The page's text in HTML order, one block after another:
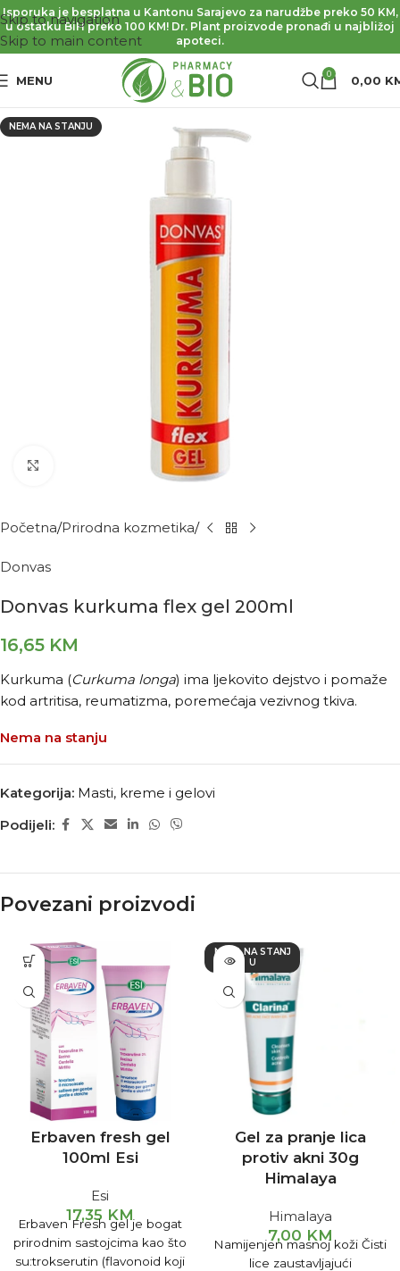
Skip to navigation
Skip to main content
Isporuka je besplatna u Kantonu Sarajevo za narudžbe preko 50 KM,
u ostatku BiH preko 100 KM! Dr. Plant proizvode pronađi u najbližoj
apoteci.
MENU 0 0,00
NEMA NA STANJU
Kliknite za povećanje
Početna Prirodna kozmetika
Donvas
Donvas kurkuma flex gel 200ml
16,65 KM
Kurkuma (Curkuma longa) ima ljekovito dejstvo i pomaže
kod artritisa, reumatizma, poremećaja vezivnog tkiva.
Nema na stanju
Kategorija: Masti, kreme i gelovi
Podijeli:
Povezani proizvodi
Erbaven fresh gel
100ml Esi
Esi
17,35 KM
Erbaven Fresh gel je bogat
prirodnim sastojcima kao što
su:trokserutin (flavonoid koji
NEMA NA STANJ
U
Gel za pranje lica
protiv akni 30g
Himalaya
Himalaya
7,00 KM
Namijenjen masnoj koži Čisti
lice zaustavljajući